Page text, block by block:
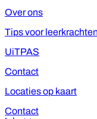
Over ons
Tips voor leerkrachten
UiTPAS
Contact
Locaties op kaart
Contact